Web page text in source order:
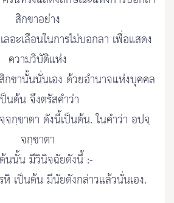
สิกขาอย่าง
อะเลือนในการไม่บอกลา เพื่อแสดง
ความวิบัติแห่ง
ขานั้นนั่นเอง ด้วยอำนาจแห่งบุคคล
นต้น จึงตรัสคำว่า
กฺขาตา ดังนี้เป็นต้น. ในคำว่า อปจฺ
จกฺขาตา
นนั้น มีวินิจฉัยดังนี้ :-
หิ เป็นต้น มีนัยดังกล่าวแล้วนั่นเอง.